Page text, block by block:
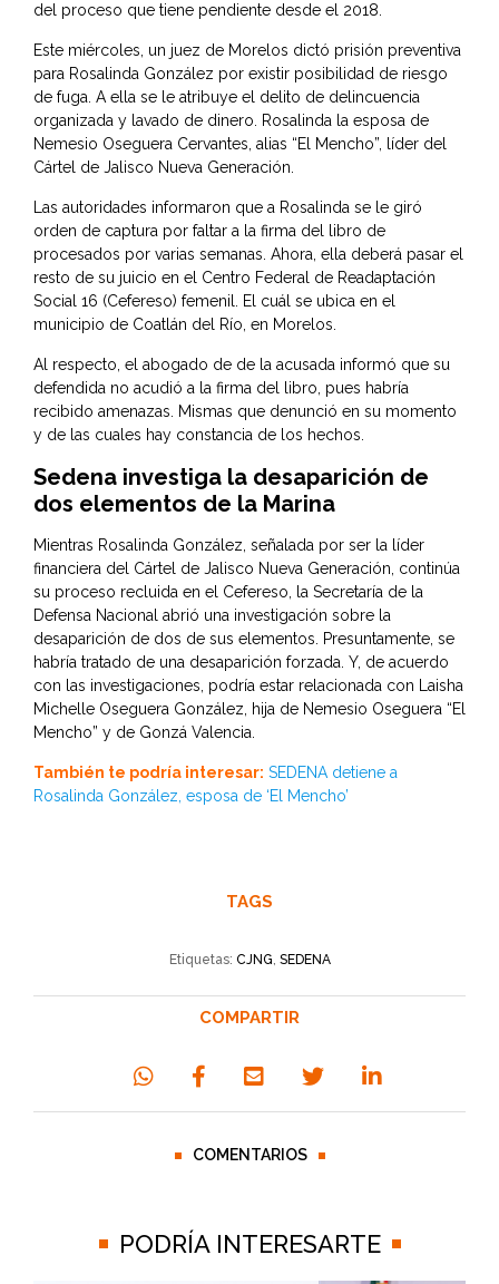
del proceso que tiene pendiente desde el 2018.
Este miércoles, un juez de Morelos dictó prisión preventiva
para Rosalinda González por existir posibilidad de riesgo
de fuga. A ella se le atribuye el delito de delincuencia
organizada y lavado de dinero. Rosalinda la esposa de
Nemesio Oseguera Cervantes, alias “El Mencho”, líder del
Cártel de Jalisco Nueva Generación.
Las autoridades informaron que a Rosalinda se le giró
orden de captura por faltar a la firma del libro de
procesados por varias semanas. Ahora, ella deberá pasar el
resto de su juicio en el Centro Federal de Readaptación
Social 16 (Cefereso) femenil. El cuál se ubica en el
municipio de Coatlán del Río, en Morelos.
Al respecto, el abogado de de la acusada informó que su
defendida no acudió a la firma del libro, pues habría
recibido amenazas. Mismas que denunció en su momento
y de las cuales hay constancia de los hechos.
Sedena investiga la desaparición de
dos elementos de la Marina
Mientras Rosalinda González, señalada por ser la líder
financiera del Cártel de Jalisco Nueva Generación, continúa
su proceso recluida en el Cefereso, la Secretaría de la
Defensa Nacional abrió una investigación sobre la
desaparición de dos de sus elementos. Presuntamente, se
habría tratado de una desaparición forzada. Y, de acuerdo
con las investigaciones, podría estar relacionada con Laisha
Michelle Oseguera González, hija de Nemesio Oseguera “El
Mencho” y de Gonzá Valencia.
También te podría interesar: SEDENA detiene a
Rosalinda González, esposa de ‘El Mencho’
TAGS
Etiquetas: CJNG, SEDENA
COMPARTIR
COMENTARIOS
PODRÍA INTERESARTE